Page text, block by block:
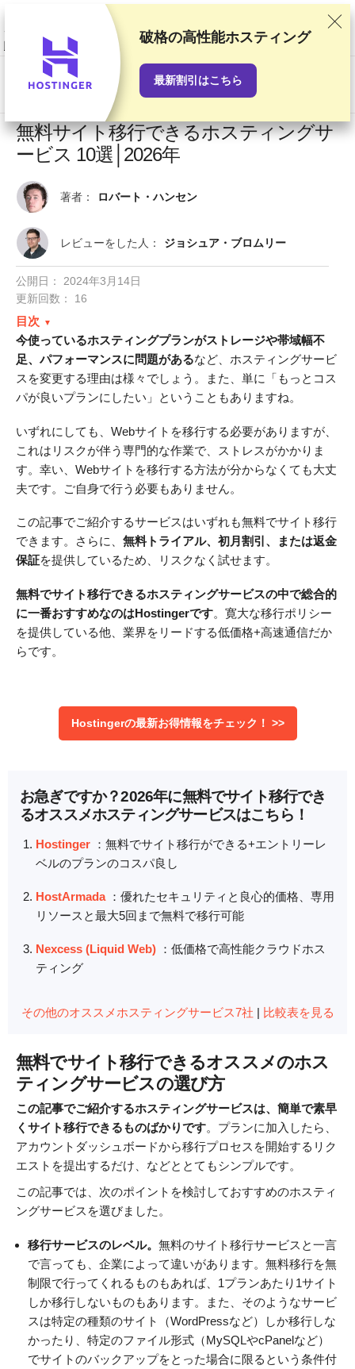
当サイトでは徹底した検証と調査をもとにおすすめランキングを作成して
いますが、読者の皆さまからのご意見やプロバイダとの商業契約も考慮し
ています。このページにはアフィリエイトリンクが含まれます。「広告に
関する情報開示」
無料サイト移行できるホスティングサ
ービス 10選│2026年
著者： ロバート・ハンセン
レビューをした人： ジョシュア・ブロムリー
公開日：
2024年3月14日
更新回数： 16
目次
今使っているホスティングプランがストレージや帯域幅不
足、パフォーマンスに問題があるなど、ホスティングサービ
スを変更する理由は様々でしょう。また、単に「もっとコス
パが良いプランにしたい」ということもありますね。
いずれにしても、Webサイトを移行する必要がありますが、
これはリスクが伴う専門的な作業で、ストレスがかかりま
す。幸い、Webサイトを移行する方法が分からなくても大丈
夫です。ご自身で行う必要もありません。
この記事でご紹介するサービスはいずれも無料でサイト移行
できます。さらに、 無料トライアル、初月割引、または返金
保証を提供しているため、リスクなく試せます。
無料でサイト移行できるホスティングサービスの中で総合的
に一番おすすめなのはHostingerです。寛大な移行ポリシー
を提供している他、業界をリードする低価格+高速通信だか
らです。
Hostingerの最新お得情報をチェック！ >>
お急ぎですか？2026年に無料でサイト移行でき
るオススメホスティングサービスはこちら！
Hostinger ：無料でサイト移行ができる+エントリーレ
ベルのプランのコスパ良し
HostArmada ：優れたセキュリティと良心的価格、専用
リソースと最大5回まで無料で移行可能
Nexcess (Liquid Web) ：低価格で高性能クラウドホス
ティング
その他のオススメホスティングサービス7社 | 比較表を見る
無料でサイト移行できるオススメのホス
ティングサービスの選び方
この記事でご紹介するホスティングサービスは、簡単で素早
くサイト移行できるものばかりです。プランに加入したら、
アカウントダッシュボードから移行プロセスを開始するリク
エストを提出するだけ、などととてもシンプルです。
この記事では、次のポイントを検討しておすすめのホスティ
ングサービスを選びました。
移行サービスのレベル。 無料のサイト移行サービスと一言
で言っても、企業によって違いがあります。無料移行を無
制限で行ってくれるものもあれば、1プランあたり1サイト
しか移行しないものもあります。また、そのようなサービ
スは特定の種類のサイト（WordPressなど）しか移行しな
かったり、特定のファイル形式（MySQLやcPanelなど）
でサイトのバックアップをとった場合に限るという条件付
破格の高性能ホスティング
最新割引はこちら